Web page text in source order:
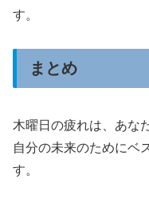
す。
まとめ
木曜日の疲れは、あな
自分の未来のためにベ
す。